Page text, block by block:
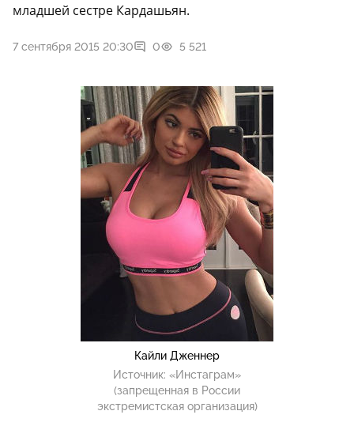
младшей сестре Кардашьян.
7 сентября 2015 20:30 0 5 521
Кайли Дженнер
Источник: «Инстаграм»
(запрещенная в России
экстремистская организация)